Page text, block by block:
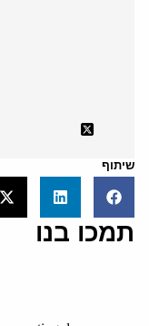
שיתוף
תמכו בנו